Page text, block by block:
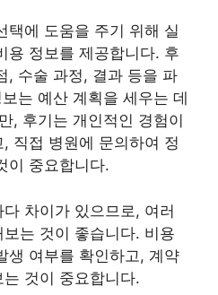
택에 도움을 주기 위해 실
용 정보를 제공합니다. 후
, 수술 과정, 결과 등을 파
는 예산 계획을 세우는 데
, 후기는 개인적인 경험이
직접 병원에 문의하여 정
이 중요합니다.
차이가 있으므로, 여러
는 것이 좋습니다. 비용
생 여부를 확인하고, 계약
것이 중요합니다.